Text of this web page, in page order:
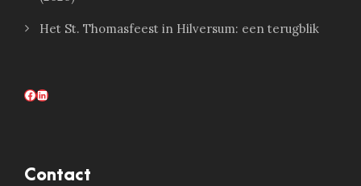
Het St. Thomasfeest in Hilversum: een terugblik
Facebook LinkedIn
Contact